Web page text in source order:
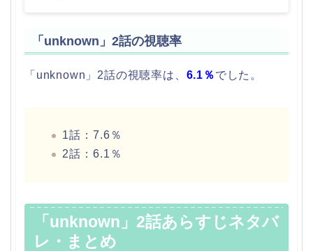
「unknown」2話の視聴率
「unknown」2話の視聴率は、 6.1％ でした。
1話：7.6％
2話：6.1％
「unknown」2話あらすじネタバ
レ・まとめ